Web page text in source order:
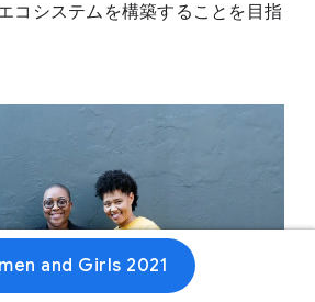
コシステムを構築することを目指
and Girls 2021